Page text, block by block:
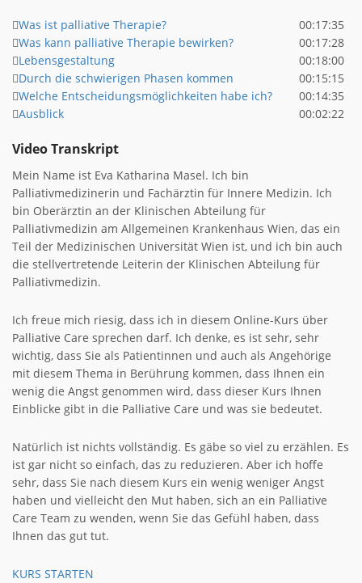
Was ist palliative Therapie?
00:17:35
Was kann palliative Therapie bewirken?
00:17:28
Lebensgestaltung
00:18:00
Durch die schwierigen Phasen kommen
00:15:15
Welche Entscheidungsmöglichkeiten habe ich?
00:14:35
Ausblick
00:02:22
Video Transkript
Mein Name ist Eva Katharina Masel. Ich bin
Palliativmedizinerin und Fachärztin für Innere Medizin. Ich
bin Oberärztin an der Klinischen Abteilung für
Palliativmedizin am Allgemeinen Krankenhaus Wien, das ein
Teil der Medizinischen Universität Wien ist, und ich bin auch
die stellvertretende Leiterin der Klinischen Abteilung für
Palliativmedizin.
Ich freue mich riesig, dass ich in diesem Online-Kurs über
Palliative Care sprechen darf. Ich denke, es ist sehr, sehr
wichtig, dass Sie als Patientinnen und auch als Angehörige
mit diesem Thema in Berührung kommen, dass Ihnen ein
wenig die Angst genommen wird, dass dieser Kurs Ihnen
Einblicke gibt in die Palliative Care und was sie bedeutet.
Natürlich ist nichts vollständig. Es gäbe so viel zu erzählen. Es
ist gar nicht so einfach, das zu reduzieren. Aber ich hoffe
sehr, dass Sie nach diesem Kurs ein wenig weniger Angst
haben und vielleicht den Mut haben, sich an ein Palliative
Care Team zu wenden, wenn Sie das Gefühl haben, dass
Ihnen das gut tut.
KURS STARTEN